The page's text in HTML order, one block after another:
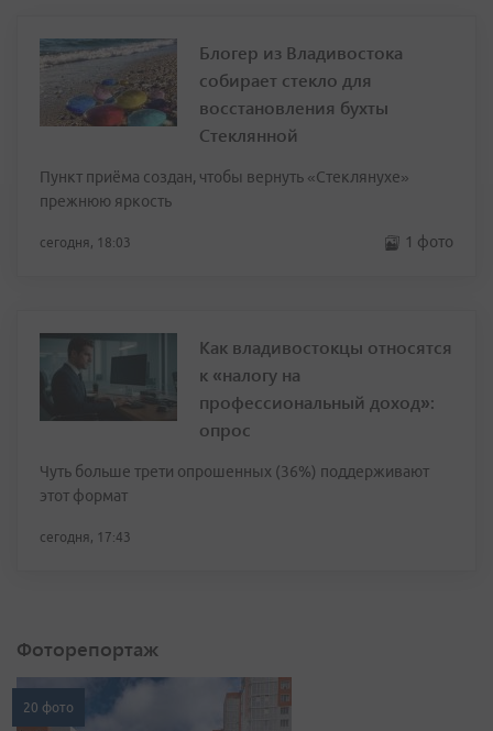
Блогер из Владивостока
собирает стекло для
восстановления бухты
Стеклянной
Пункт приёма создан, чтобы вернуть «Стеклянухе»
прежнюю яркость
сегодня, 18:03 1 фото
Как владивостокцы относятся
к «налогу на
профессиональный доход»:
опрос
Чуть больше трети опрошенных (36%) поддерживают
этот формат
сегодня, 17:43
Фоторепортаж
20 фото